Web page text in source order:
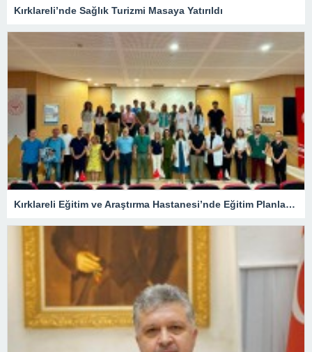
Kırklareli’nde Sağlık Turizmi Masaya Yatırıldı
Kırklareli Eğitim ve Araştırma Hastanesi’nde Eğitim Planlaması Masaya Yatırıldı